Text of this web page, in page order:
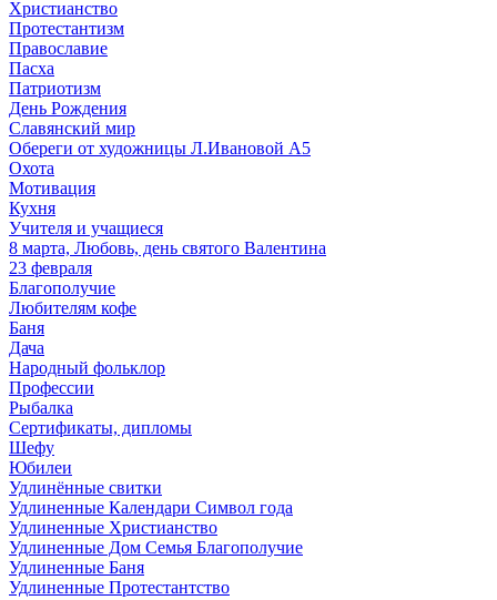
Христианство
Протестантизм
Православие
Пасха
Патриотизм
День Рождения
Славянский мир
Обереги от художницы Л.Ивановой А5
Охота
Мотивация
Кухня
Учителя и учащиеся
8 марта, Любовь, день святого Валентина
23 февраля
Благополучие
Любителям кофе
Баня
Дача
Народный фольклор
Профессии
Рыбалка
Сертификаты, дипломы
Шефу
Юбилеи
Удлинённые свитки
Удлиненные Календари Символ года
Удлиненные Христианство
Удлиненные Дом Семья Благополучие
Удлиненные Баня
Удлиненные Протестантство